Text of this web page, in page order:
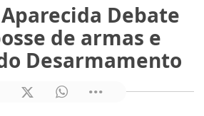
Debate
de armas e
Desarmamento